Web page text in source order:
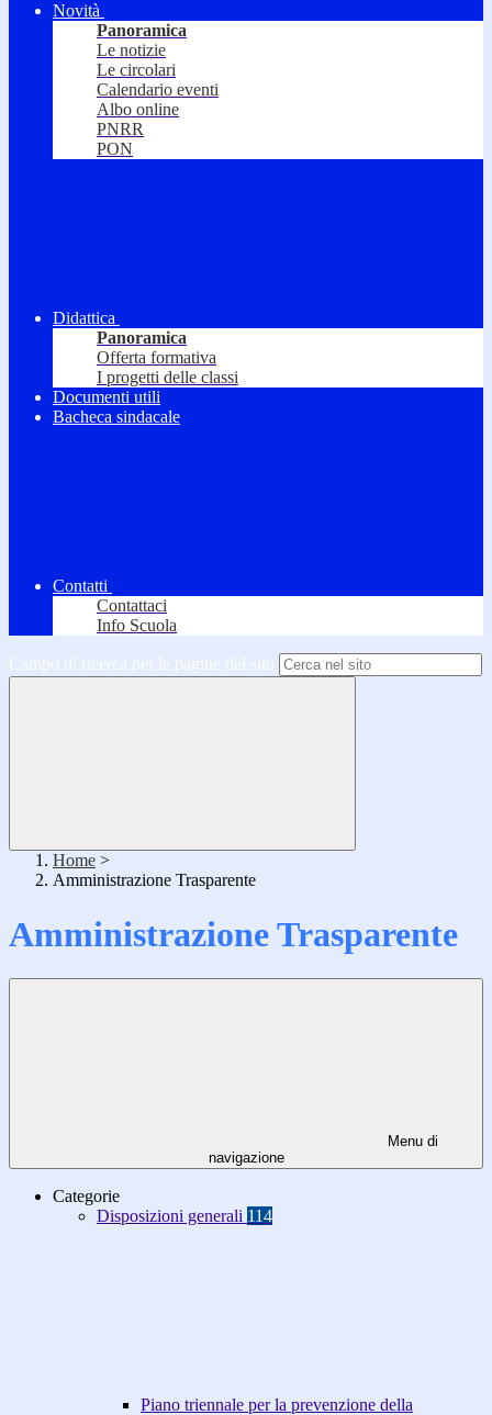
Novità
Panoramica
Le notizie
Le circolari
Calendario eventi
Albo online
PNRR
PON
Didattica
Panoramica
Offerta formativa
I progetti delle classi
Documenti utili
Bacheca sindacale
Contatti
Contattaci
Info Scuola
Campo di ricerca per le pagine del sito
Home >
Amministrazione Trasparente
Amministrazione Trasparente
Menu di
navigazione
Categorie
Disposizioni generali 114
Piano triennale per la prevenzione della